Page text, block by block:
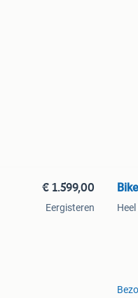
€ 1.599,00
Eergisteren